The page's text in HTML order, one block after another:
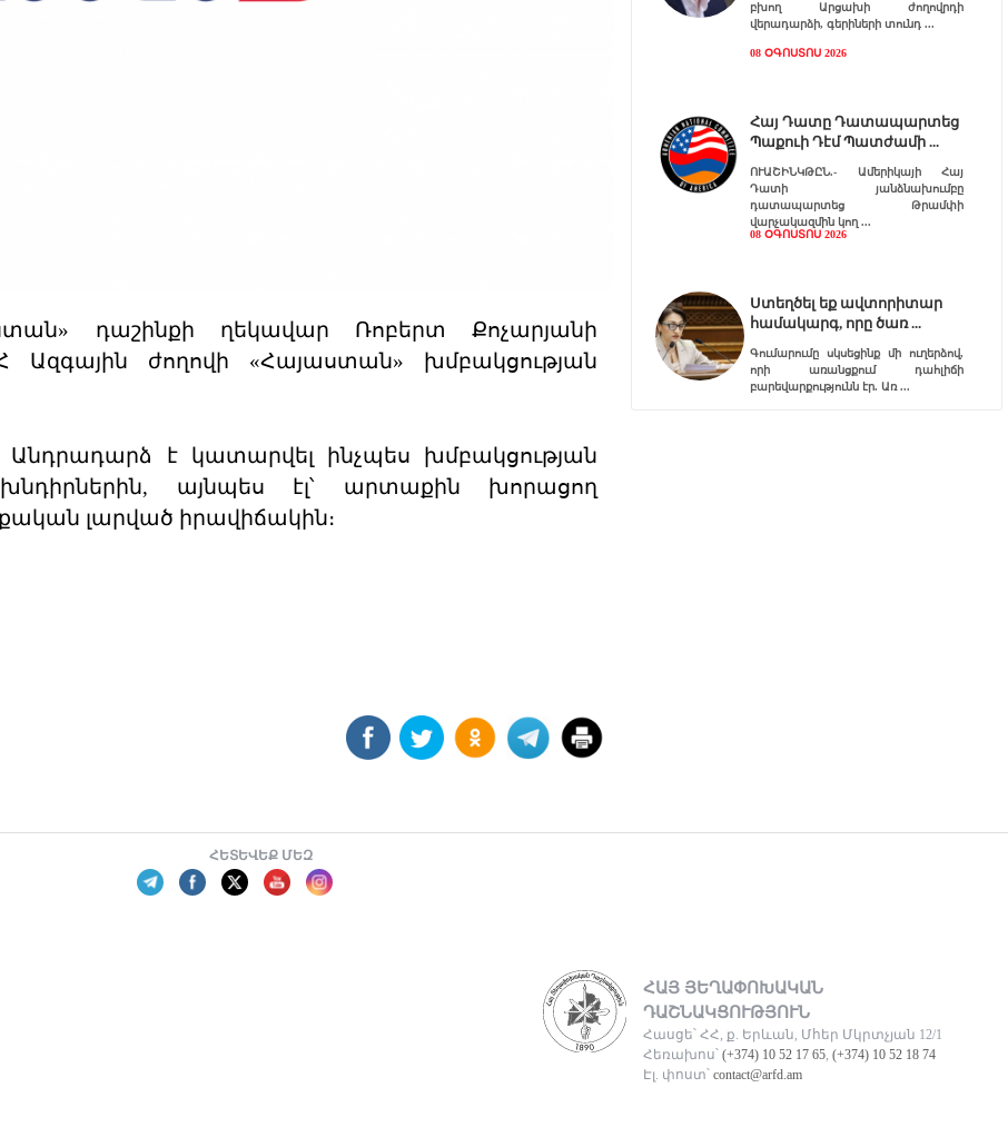
դաշինքի ղեկավար Ռոբերտ Քոչարյանի
Ազգային ժողովի «Հայաստան» խմբակցության
Անդրադարձ է կատարվել ինչպես խմբակցության
խնդիրներին, այնպես էլ՝ արտաքին խորացող
լարված իրավիճակին։
բխող Արցախի ժողովրդի
վերադարձի, գերիների տունդ
08 ՕԳՈՍՏՈՍ 2026
Հայ Դատը Դատապարտեց
Պաքուի Դէմ Պատժամի
ՈՒԱՇԻՆԿԹԸՆ.- Ամերիկայի Հայ
Դատի յանձնախումբը
դատապարտեց Թրամփի
վարչակազմին կող
08 ՕԳՈՍՏՈՍ 2026
Ստեղծել եք ավտորիտար
համակարգ, որը ծառ
Գումարումը սկսեցինք մի ուղերձով,
որի առանցքում դահլիճի
բարեվարքությունն էր. Առ
07 ՕԳՈՍՏՈՍ 2026
Արտածման ճգնաժամը
«Աշխարհագրութիւնը մեզ դրացիներ
ՀԵՏԵՎԵՔ ՄԵԶ
ՀԱՅ ՅԵՂԱՓՈԽԱԿԱՆ
ԴԱՇՆԱԿՑՈՒԹՅՈՒՆ
Հասցե՝ ՀՀ, ք. Երևան, Մհեր Մկրտչյան 12/1
Հեռախոս՝ (+374) 10 52 17 65, (+374) 10 52 18 74
Էլ. փոստ՝ contact@arfd.am